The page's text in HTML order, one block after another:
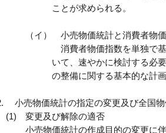
ことが求められる。
（イ）
小売物価統計と消費者物
消費者物価指数を単独で
いて、速やかに検討する必
の整備に関する基本的な計
小売物価統計の指定の変更及び全国
(1) 変更及び解除の適否
小売物価統計の作成目的の変更に